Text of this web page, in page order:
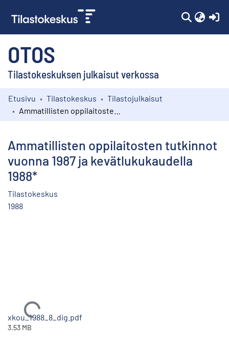
OTOS
Tilastokeskuksen julkaisut verkossa
Kokoelmat
Etusivu Tilastokeskus
Tilastojulkaisut
Ammatillisten oppilaitosten tutkinnot
vuonna 1987 ja kevätlukukaudella
1988*
Tilastokeskus
1988
Ladataan...
xkou_1988_8_dig.pdf
3.53 MB